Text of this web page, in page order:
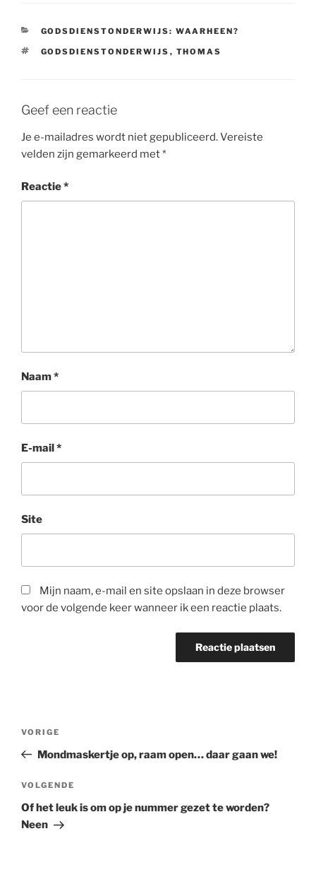
CATEGORIEËN
GODSDIENSTONDERWIJS: WAARHEEN?
TAGS
GODSDIENSTONDERWIJS , THOMAS
Geef een reactie
Je e-mailadres wordt niet gepubliceerd.Vereiste
velden zijn gemarkeerd met*
Reactie*
Naam*
E-mail*
Site
Mijn naam, e-mail en site opslaan in deze browser
voor de volgende keer wanneer ik een reactie plaats.
Vorig
bericht
VORIGE
Mondmaskertje op, raam open… daar gaan we!
Volgend
bericht
VOLGENDE
Of het leuk is om op je nummer gezet te worden?
Neen